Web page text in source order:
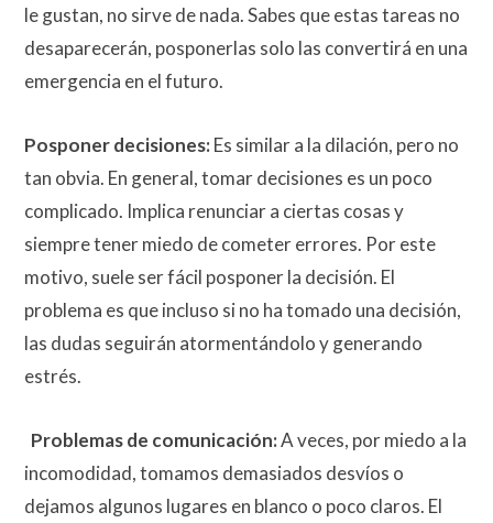
le gustan, no sirve de nada. Sabes que estas tareas no
desaparecerán, posponerlas solo las convertirá en una
emergencia en el futuro.
Posponer decisiones:Es similar a la dilación, pero no
tan obvia. En general, tomar decisiones es un poco
complicado. Implica renunciar a ciertas cosas y
siempre tener miedo de cometer errores. Por este
motivo, suele ser fácil posponer la decisión. El
problema es que incluso si no ha tomado una decisión,
las dudas seguirán atormentándolo y generando
estrés.
Problemas de comunicación:A veces, por miedo a la
incomodidad, tomamos demasiados desvíos o
dejamos algunos lugares en blanco o poco claros. El